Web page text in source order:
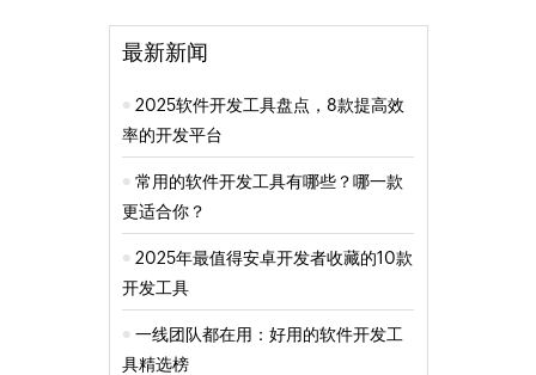
最新新闻
2025软件开发工具盘点，8款提高效
率的开发平台
常用的软件开发工具有哪些？哪一款
更适合你？
2025年最值得安卓开发者收藏的10款
开发工具
一线团队都在用：好用的软件开发工
具精选榜